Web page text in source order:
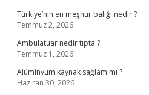
Türkiye’nin en meşhur balığı nedir ?
Temmuz 2, 2026
Ambulatuar nedir tıpta ?
Temmuz 1, 2026
Alüminyum kaynak sağlam mı ?
Haziran 30, 2026